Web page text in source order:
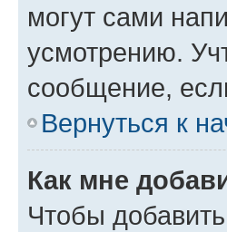
могут сами
усмотрению.
сообщение,
Вернуться к
Как мне
Чтобы